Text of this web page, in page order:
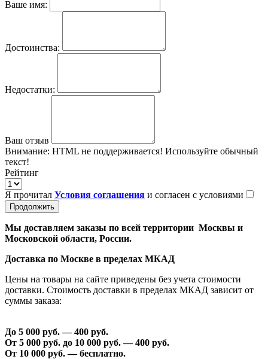
Ваше имя:
Достоинства:
Недостатки:
Ваш отзыв
Внимание: HTML не поддерживается! Используйте обычный
текст!
Рейтинг
Я прочитал Условия соглашения и согласен с условиями
Продолжить
Мы доставляем заказы по всей территории Москвы и
Московской области, России.
Доставка по Москве в пределах МКАД
Цены на товары на сайте приведены без учета стоимости
доставки. Стоимость доставки в пределах МКАД зависит от
суммы заказа:
До 5 000 руб. —400 руб.
От 5 000 руб. до 10 000 руб. —400 руб.
От 10 000 руб. — бесплатно.